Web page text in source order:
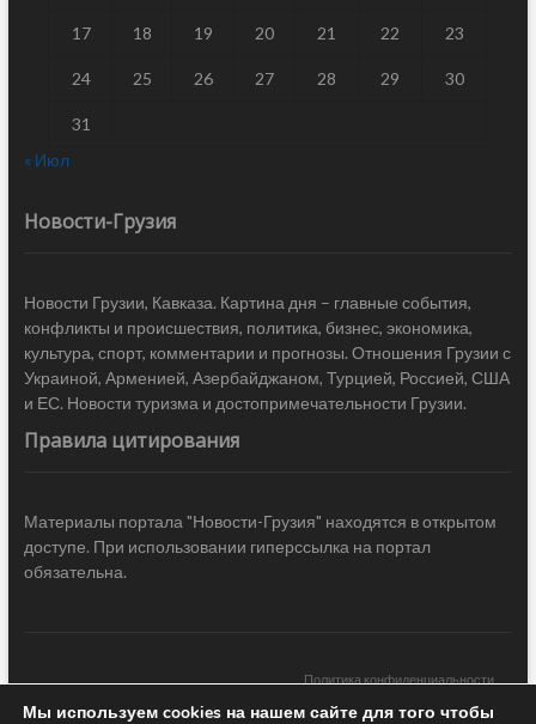
17 18 19 20 21 22 23
24 25 26 27 28 29 30
31
« Июл
Новости-Грузия
Новости Грузии, Кавказа. Картина дня – главные события,
конфликты и происшествия, политика, бизнес, экономика,
культура, спорт, комментарии и прогнозы. Отношения Грузии с
Украиной, Арменией, Азербайджаном, Турцией, Россией, США
и ЕС. Новости туризма и достопримечательности Грузии.
Правила цитирования
Материалы портала "Новости-Грузия" находятся в открытом
доступе. При использовании гиперссылка на портал
обязательна.
Политика конфиденциальности
Мы используем cookies на нашем сайте для того чтобы